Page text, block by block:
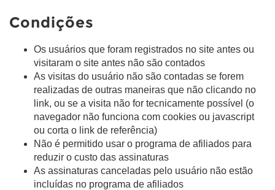
Condições
Os usuários que foram registrados no site antes ou
visitaram o site antes não são contados
As visitas do usuário não são contadas se forem
realizadas de outras maneiras que não clicando no
link, ou se a visita não for tecnicamente possível (o
navegador não funciona com cookies ou javascript
ou corta o link de referência)
Não é permitido usar o programa de afiliados para
reduzir o custo das assinaturas
As assinaturas canceladas pelo usuário não estão
incluídas no programa de afiliados